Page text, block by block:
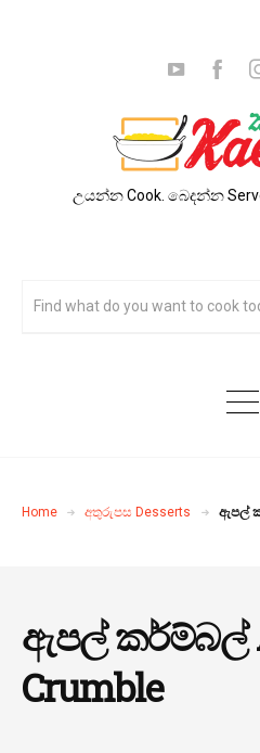
උයන්න Cook. බෙදන්න
Home අතුරුපස Desserts ඇපල්
ඇපල් කර්ම්බල්
Crumble